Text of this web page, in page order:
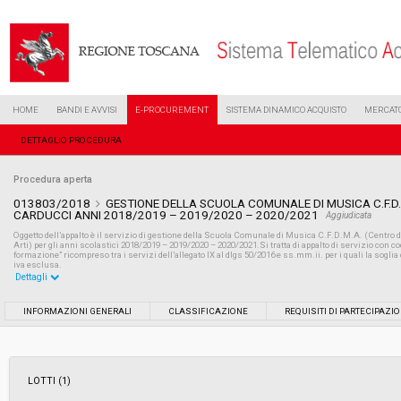
HOME BANDI E AVVISI E-PROCUREMENT SISTEMA DINAMICO ACQUISTO
DETTAGLIO PROCEDURA
Procedura aperta
013803/2018
GESTIONE DELLA SCUOLA COMUNALE DI MUSICA
CARDUCCI ANNI 2018/2019 – 2019/2020 – 2020/2021
Aggiudicata
Oggetto dell’appalto è il servizio di gestione della Scuola Comunale di Musica C.F.D.M.A.
Arti) per gli anni scolastici 2018/2019 – 2019/2020 – 2020/2021.Si tratta di appalto di servizio con
formazione” ricompreso tra i servizi dell’allegato IX al dlgs 50/2016 e ss.mm.ii. per i quali la
iva esclusa.
Data pubblicazione:
Dettagli
INFORMAZIONI GENERALI CLASSIFICAZIONE REQUISITI DI
LOTTI (1)